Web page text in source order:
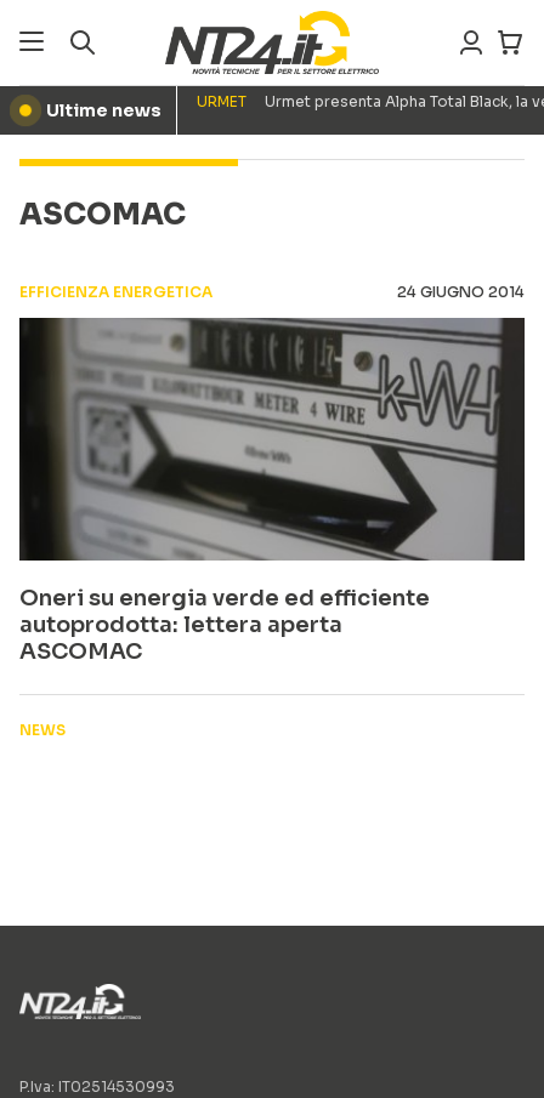
● Ultime news URMET Urmet presenta Alpha Total Black,
ASCOMAC
EFFICIENZA ENERGETICA 24 GIUGNO 2014
Oneri su energia verde ed efficiente
autoprodotta: lettera aperta
ASCOMAC
NEWS
P.Iva: IT02514530993